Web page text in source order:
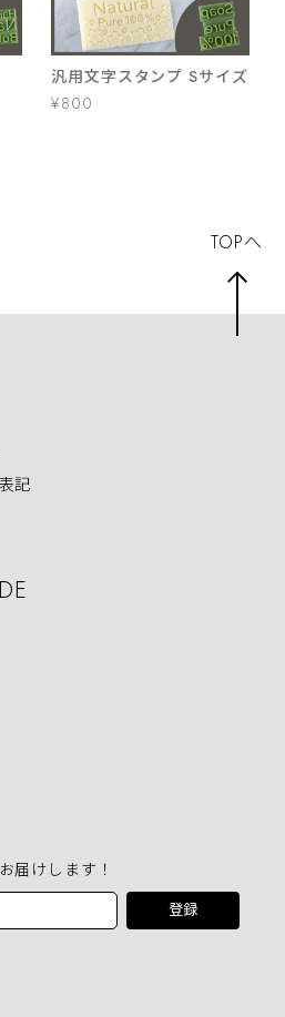
汎用文字スタンプ Sサイズ
¥800
記
届けします！
登録
TOPへ